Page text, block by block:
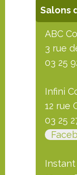
Salons
ABC
3 rue
03 25
Infini
12 rue
03 25